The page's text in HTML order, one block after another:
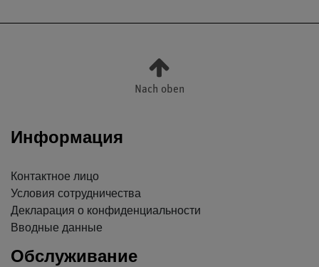
Nach oben
Информация
Контактное лицо
Условия сотрудничества
Декларация о конфиденциальности
Вводные данные
Обслуживание